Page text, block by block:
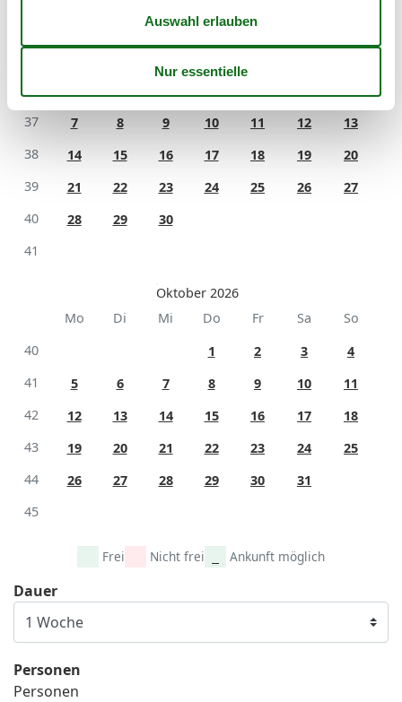
37
7 8 9 10 11 12
13
38
14 15 16 17 18 19
20
39
21 22 23 24 25 26
27
40
28 29
30
41
Oktober 2026
Mo
Di Mi Do Fr Sa
So
40
1 2 3
4
41
5 6 7 8 9 10
11
42
12 13 14 15 16 17
18
43
19 20 21 22 23 24
25
44
26 27 28 29 30
31
45
Frei Nicht frei Ankunft möglich
Dauer
Personen
Personen